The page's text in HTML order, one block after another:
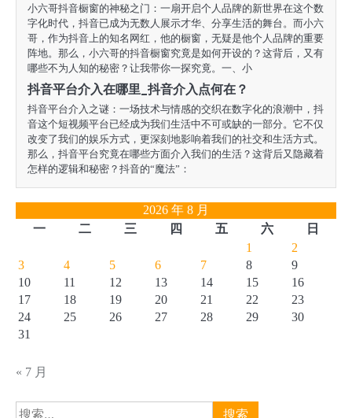
小六哥抖音橱窗的神秘之门：一扇开启个人品牌的新世界在这个数
字化时代，抖音已成为无数人展示才华、分享生活的舞台。而小六
哥，作为抖音上的知名网红，他的橱窗，无疑是他个人品牌的重要
阵地。那么，小六哥的抖音橱窗究竟是如何开设的？这背后，又有
哪些不为人知的秘密？让我带你一探究竟。一、小
抖音平台介入在哪里_抖音介入点何在？
抖音平台介入之谜：一场技术与情感的交织在数字化的浪潮中，抖
音这个短视频平台已经成为我们生活中不可或缺的一部分。它不仅
改变了我们的娱乐方式，更深刻地影响着我们的社交和生活方式。
那么，抖音平台究竟在哪些方面介入我们的生活？这背后又隐藏着
怎样的逻辑和秘密？抖音的“魔法”：
2026 年 8 月
一
二 三 四 五 六
日
1
2
3
4 5 6 7 8
9
10
11 12 13 14 15
16
17
18 19 20 21 22
23
24
25 26 27 28 29
30
31
« 7 月
搜